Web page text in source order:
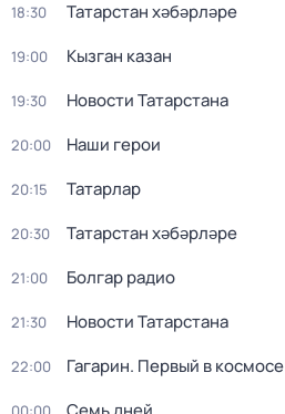
18:30 Татарстан хәбәрләре
19:00 Кызган казан
19:30 Новости Татарстана
20:00 Наши герои
20:15 Татарлар
20:30 Татарстан хәбәрләре
21:00 Болгар радио
21:30 Новости Татарстана
22:00 Гагарин. Первый в космосе